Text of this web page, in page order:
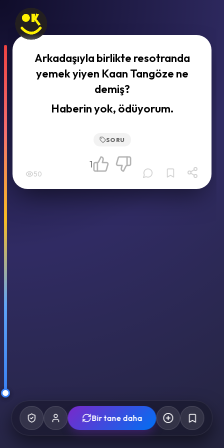
Arkadaşıyla birlikte resotranda
yemek yiyen Kaan Tangöze ne
demiş?
Haberin yok, ödüyorum.
SORU
50
1
Bir tane daha